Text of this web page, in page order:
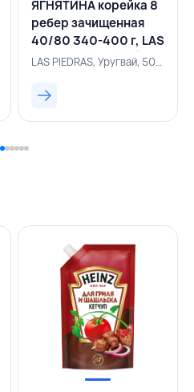
ЯГНЯТИНА корейка 8
ребер зачищенная
40/80 340-400 г, LAS
PIEDRAS, УРУГВАЙ
LAS PIEDRAS, Уругвай, 500000275